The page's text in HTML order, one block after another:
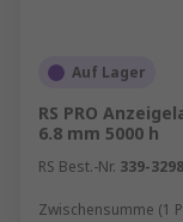
Auf Lager
RS PRO
6.8 mm 5000 h
RS Best.-Nr. 339-3298
Zwischensumme (1